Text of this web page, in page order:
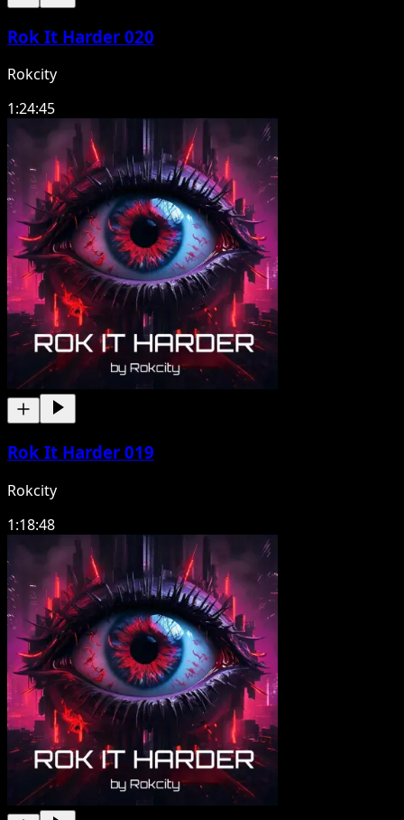
Rok It Harder 020
Rokcity
1:24:45
Rok It Harder 019
Rokcity
1:18:48